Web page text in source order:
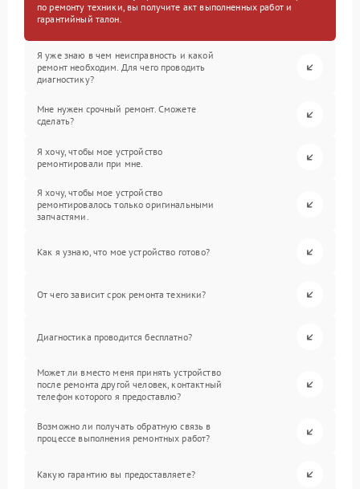
по ремонту техники, вы получите акт выполненных работ и
гарантийный талон.
Я уже знаю в чем неисправность и какой
ремонт необходим. Для чего проводить
диагностику?
Мне нужен срочный ремонт. Сможете
сделать?
Я хочу, чтобы мое устройство
ремонтировали при мне.
Я хочу, чтобы мое устройство
ремонтировалось только оригинальными
запчастями.
Как я узнаю, что мое устройство готово?
От чего зависит срок ремонта техники?
Диагностика проводится бесплатно?
Может ли вместо меня принять устройство
после ремонта другой человек, контактный
телефон которого я предоставлю?
Возможно ли получать обратную связь в
процессе выполнения ремонтных работ?
Какую гарантию вы предоставляете?